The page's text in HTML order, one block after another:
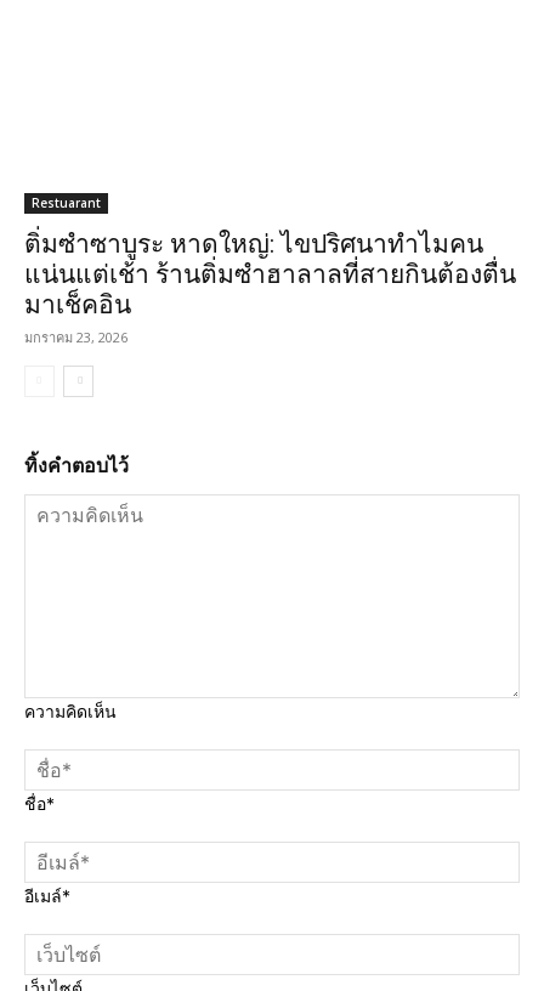
Restuarant
ติ่มซำซาบูระ หาดใหญ่: ไขปริศนาทำไมคน
แน่นแต่เช้า ร้านติ่มซำฮาลาลที่สายกินต้องตื่น
มาเช็คอิน
มกราคม 23, 2026
ทิ้งคำตอบไว้
ความคิดเห็น
ชื่อ*
อีเมล์*